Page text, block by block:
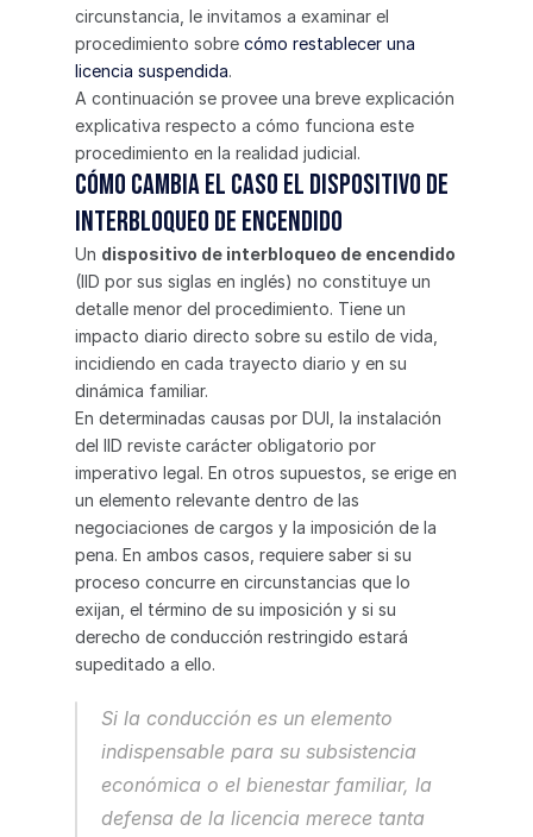
circunstancia, le invitamos a examinar el
procedimiento sobre cómo restablecer una
licencia suspendida.
A continuación se provee una breve explicación
explicativa respecto a cómo funciona este
procedimiento en la realidad judicial.
Cómo cambia el caso el dispositivo de
interbloqueo de encendido
Un dispositivo de interbloqueo de encendido
(IID por sus siglas en inglés) no constituye un
detalle menor del procedimiento. Tiene un
impacto diario directo sobre su estilo de vida,
incidiendo en cada trayecto diario y en su
dinámica familiar.
En determinadas causas por DUI, la instalación
del IID reviste carácter obligatorio por
imperativo legal. En otros supuestos, se erige en
un elemento relevante dentro de las
negociaciones de cargos y la imposición de la
pena. En ambos casos, requiere saber si su
proceso concurre en circunstancias que lo
exijan, el término de su imposición y si su
derecho de conducción restringido estará
supeditado a ello.
Si la conducción es un elemento
indispensable para su subsistencia
económica o el bienestar familiar, la
defensa de la licencia merece tanta